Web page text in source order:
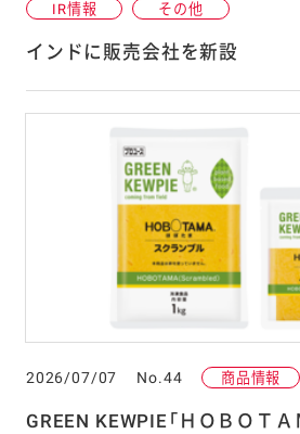
IR情報 その他
インドに販売会社を新設
2026/07/07 No.44 商品情報
GREEN KEWPIE「ＨＯＢＯＴ